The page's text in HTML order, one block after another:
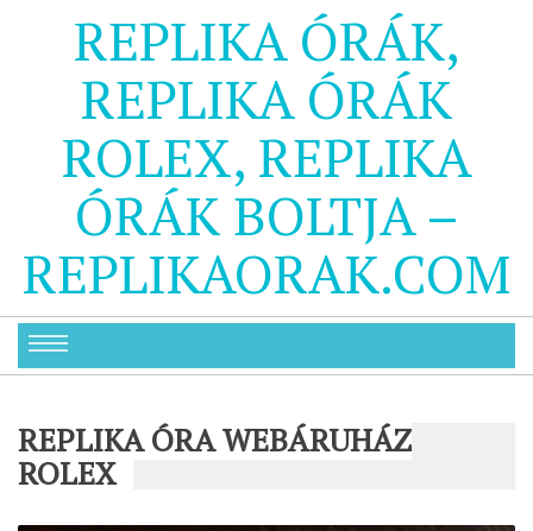
REPLIKA ÓRÁK,
REPLIKA ÓRÁK
ROLEX, REPLIKA
ÓRÁK BOLTJA –
REPLIKAORAK.COM
REPLIKA ÓRA WEBÁRUHÁZ
ROLEX